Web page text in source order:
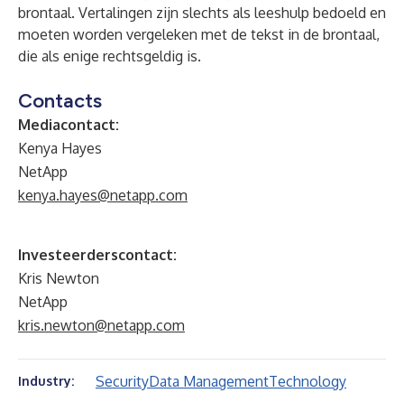
brontaal. Vertalingen zijn slechts als leeshulp bedoeld en
moeten worden vergeleken met de tekst in de brontaal,
die als enige rechtsgeldig is.
Contacts
Mediacontact:
Kenya Hayes
NetApp
kenya.hayes@netapp.com
Investeerderscontact:
Kris Newton
NetApp
kris.newton@netapp.com
Industry: SecurityData ManagementTechnology